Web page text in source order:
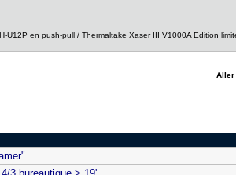
en push-pull / Thermaltake Xaser III V1000A Edition
Aller